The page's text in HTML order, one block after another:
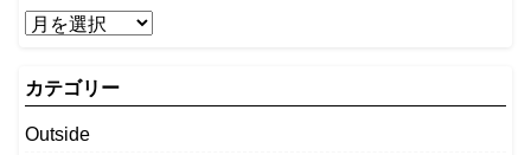
カテゴリー
Outside